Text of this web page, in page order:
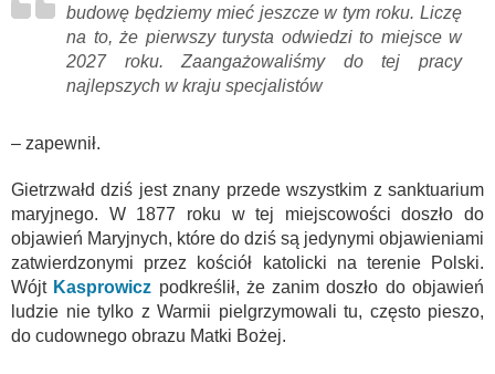
budowę będziemy mieć jeszcze w tym roku. Liczę
na to, że pierwszy turysta odwiedzi to miejsce w
2027 roku. Zaangażowaliśmy do tej pracy
najlepszych w kraju specjalistów
– zapewnił.
Gietrzwałd dziś jest znany przede wszystkim z sanktuarium
maryjnego. W 1877 roku w tej miejscowości doszło do
objawień Maryjnych, które do dziś są jedynymi objawieniami
zatwierdzonymi przez kościół katolicki na terenie Polski.
Wójt Kasprowicz podkreślił, że zanim doszło do objawień
ludzie nie tylko z Warmii pielgrzymowali tu, często pieszo,
do cudownego obrazu Matki Bożej.